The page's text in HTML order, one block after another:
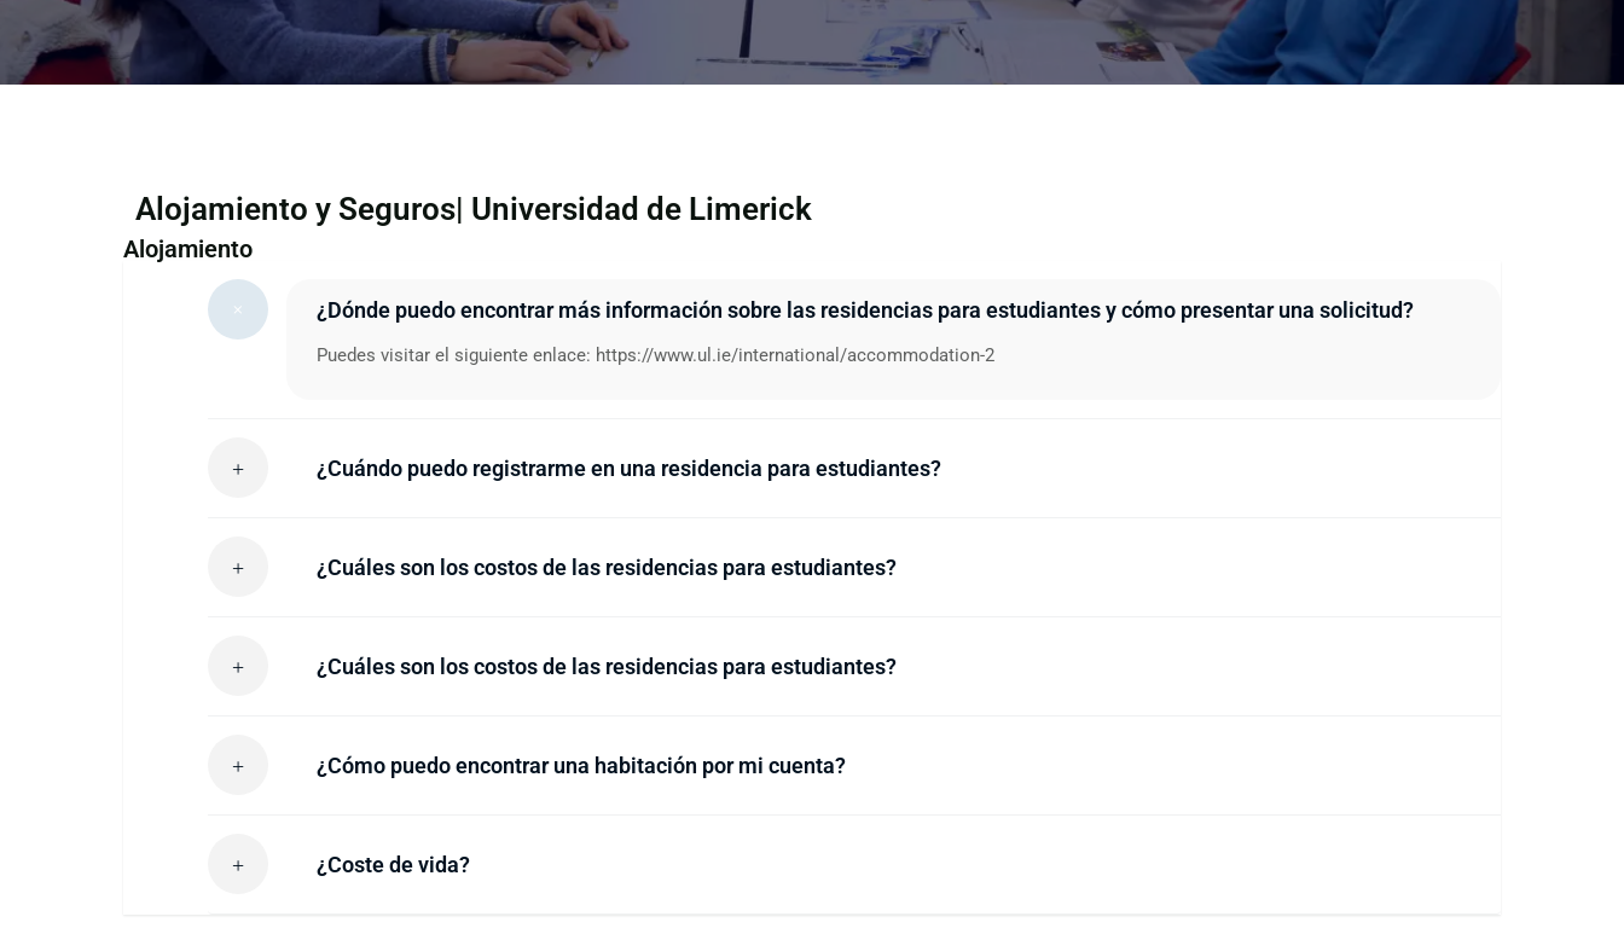
Alojamiento y Seguros| Universidad de Limerick
Alojamiento
¿Dónde puedo encontrar más información sobre las residencias para estudiantes y cómo presentar una solicitud?
Puedes visitar el siguiente enlace: https://www.ul.ie/international/accommodation-2
¿Cuándo puedo registrarme en una residencia para estudiantes?
¿Cuáles son los costos de las residencias para estudiantes?
¿Cuáles son los costos de las residencias para estudiantes?
¿Cómo puedo encontrar una habitación por mi cuenta?
¿Coste de vida?